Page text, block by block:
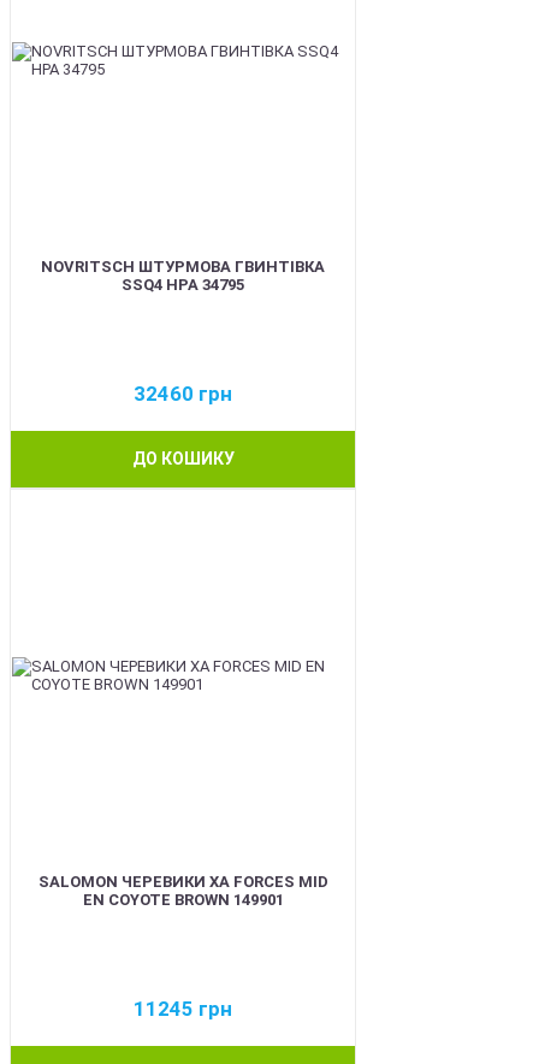
NOVRITSCH ШТУРМОВА ГВИНТІВКА
SSQ4 HPA 34795
32460 грн
ДО КОШИКУ
SALOMON ЧЕРЕВИКИ XA FORCES MID
EN COYOTE BROWN 149901
11245 грн